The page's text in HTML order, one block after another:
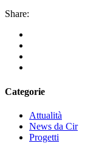
Share:
Categorie
Attualità
News da Cir
Progetti